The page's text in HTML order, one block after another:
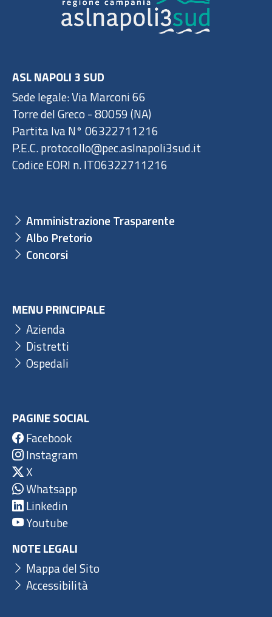
ASL NAPOLI 3 SUD
Sede legale: Via Marconi 66
Torre del Greco - 80059 (NA)
Partita Iva N° 06322711216
P.E.C. protocollo@pec.aslnapoli3sud.it
Codice EORI n. IT06322711216
Amministrazione Trasparente
Albo Pretorio
Concorsi
MENU PRINCIPALE
Azienda
Distretti
Ospedali
PAGINE SOCIAL
Facebook
Instagram
X
Whatsapp
Linkedin
Youtube
NOTE LEGALI
Mappa del Sito
Accessibilità